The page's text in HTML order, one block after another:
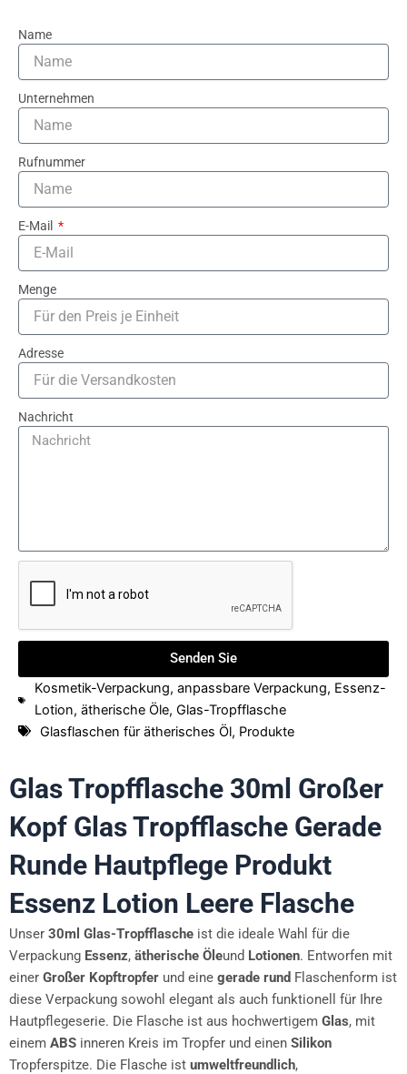
Name
Unternehmen
Rufnummer
E-Mail
Menge
Adresse
Nachricht
Senden Sie
Kosmetik-Verpackung,anpassbare Verpackung, Essenz-
Lotion,ätherische Öle,Glas-Tropfflasche
Glasflaschen für ätherisches Öl, Produkte
Glas Tropfflasche 30ml Großer
Kopf Glas Tropfflasche Gerade
Runde Hautpflege Produkt
Essenz Lotion Leere Flasche
Unser 30ml Glas-Tropfflasche ist die ideale Wahl für die
Verpackung Essenz, ätherische Öleund Lotionen. Entworfen mit
einer Großer Kopftropfer und eine gerade rund Flaschenform ist
diese Verpackung sowohl elegant als auch funktionell für Ihre
Hautpflegeserie. Die Flasche ist aus hochwertigem Glas, mit
einem ABS inneren Kreis im Tropfer und einen Silikon
Tropferspitze. Die Flasche ist umweltfreundlich,